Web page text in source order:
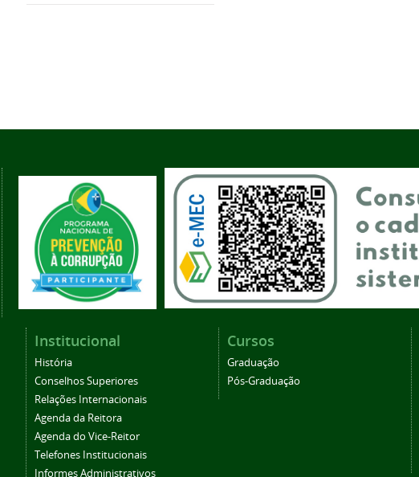
Institucional
História
Conselhos Superiores
Relações Internacionais
Agenda da Reitora
Agenda do Vice-Reitor
Telefones Institucionais
Informes Administrativos
Cursos
Graduação
Pós-Graduação